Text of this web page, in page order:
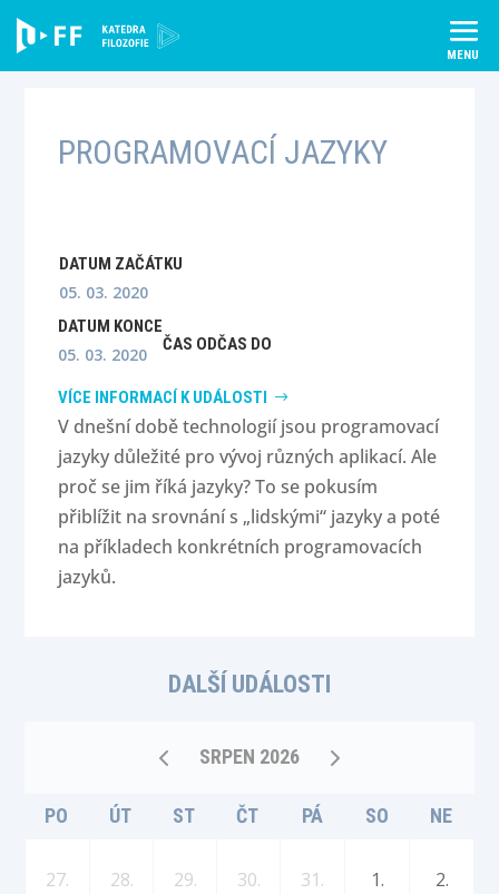
content
PROGRAMOVACÍ JAZYKY
DATUM ZAČÁTKU
05. 03. 2020
DATUM KONCE
05. 03. 2020 ČAS ODČAS DO
VÍCE INFORMACÍ K UDÁLOSTI
V dnešní době technologií jsou programovací
jazyky důležité pro vývoj různých aplikací. Ale
proč se jim říká jazyky? To se pokusím
přiblížit na srovnání s „lidskými“ jazyky a poté
na příkladech konkrétních programovacích
jazyků.
DALŠÍ UDÁLOSTI
SRPEN 2026
PO ÚT ST ČT PÁ SO NE
27. 28. 29. 30. 31. 1. 2.